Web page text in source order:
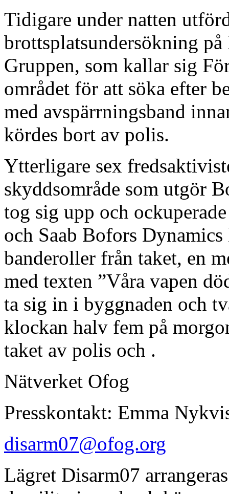
Tidigare under natten
brottsplatsundersökning
Gruppen, som kallar sig
området för att söka efter
med avspärrningsband
kördes bort av polis.
Ytterligare sex
skyddsområde som utgör
tog sig upp och
och Saab Bofors
banderoller från taket, en
med texten ”Våra vapen
ta sig in i byggnaden och
klockan halv fem på
taket av polis och .
Nätverket Ofog
Presskontakt: Emma
disarm07@ofog.org
Lägret Disarm07